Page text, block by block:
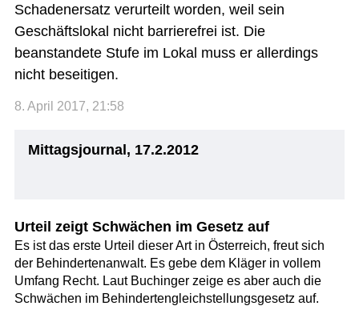
Schadenersatz verurteilt worden, weil sein
Geschäftslokal nicht barrierefrei ist. Die
beanstandete Stufe im Lokal muss er allerdings
nicht beseitigen.
8. April 2017, 21:58
Mittagsjournal, 17.2.2012
Urteil zeigt Schwächen im Gesetz auf
Es ist das erste Urteil dieser Art in Österreich, freut sich
der Behindertenanwalt. Es gebe dem Kläger in vollem
Umfang Recht. Laut Buchinger zeige es aber auch die
Schwächen im Behindertengleichstellungsgesetz auf.